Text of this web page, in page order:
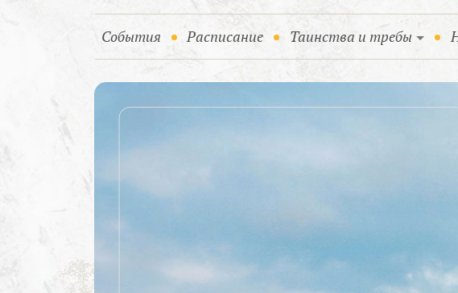
События (current)
Расписание Таинства и требы